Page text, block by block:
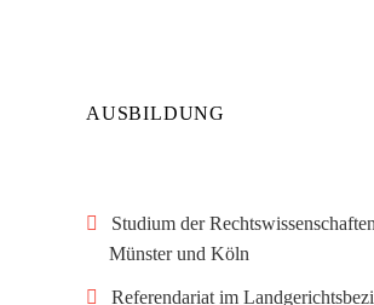
AUSBILDUNG
Studium der
Münster und Köln
Referendariat im